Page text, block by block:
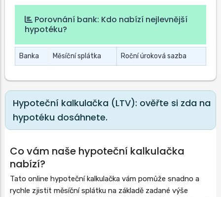
Porovnání bank: Kdo nabízí nejlevnější
hypotéku?
Banka Měsíční splátka Roční úroková sazba
Hypoteční kalkulačka (LTV): ověřte si zda na
hypotéku dosáhnete.
Co vám naše hypoteční kalkulačka
nabízí?
Tato online hypoteční kalkulačka vám pomůže snadno a
rychle zjistit měsíční splátku na základě zadané výše